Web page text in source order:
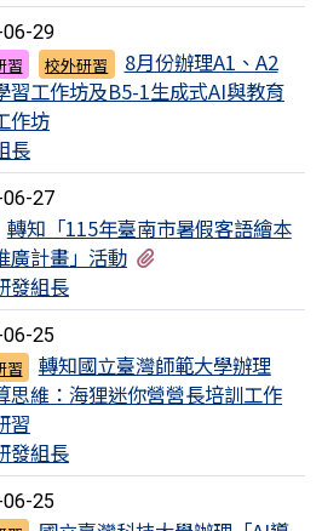
29
習 校外研習
8月份辦理A1、A2
習工作坊及B5-1生成式AI與教育
作坊
長
27
轉知「115年臺南市暑假客語繪本
廣計畫」活動
發組長
25
習
轉知國立臺灣師範大學辦理
思維：海狸迷你營營長培訓工作
習
發組長
25